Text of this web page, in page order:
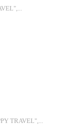
TRAVEL",...